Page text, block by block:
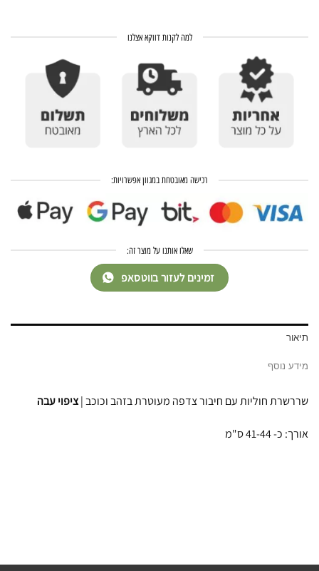
למה לקנות דווקא אצלנו
רכישה מאובטחת במגוון אפשרויות:
שאלו אותנו על מוצר זה:
זמינים לעזור בווטסאפ
תיאור
מידע נוסף
שררשרת חוליות עם חיבור צדפה מעוטרת בזהב וכוכב |ציפוי עבה
אורך: כ- 41-44 ס"מ